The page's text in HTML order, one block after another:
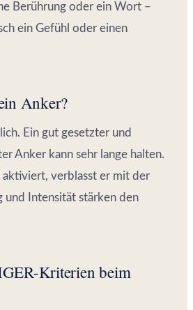
Berührung oder ein Wort –
ein Gefühl oder einen
Anker?
Ein gut gesetzter und
Anker kann sehr lange halten.
verblasst er mit der
und Intensität stärken den
Kriterien beim